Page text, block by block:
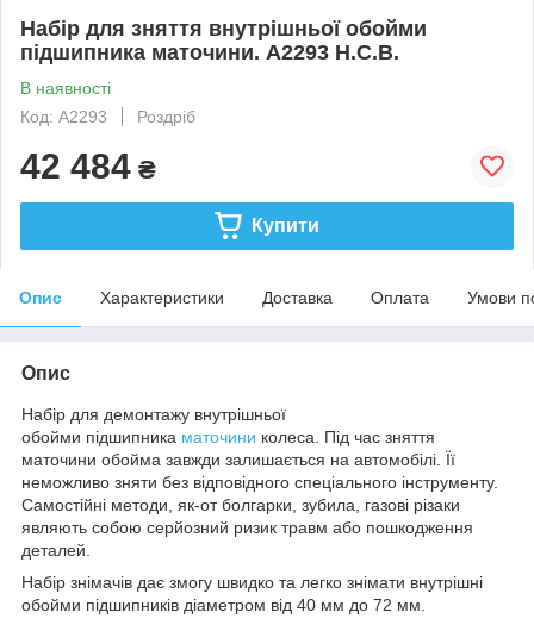
Набір для зняття внутрішньої обойми
підшипника маточини. A2293 H.C.B.
В наявності
Код: A2293
Роздріб
42 484 ₴
Купити
Опис Характеристики Доставка Оплата Умови
Опис
Набір для демонтажу внутрішньої
обойми підшипника маточини колеса. Під час зняття
маточини обойма завжди залишається на автомобілі. Її
неможливо зняти без відповідного спеціального інструменту.
Самостійні методи, як-от болгарки, зубила, газові різаки
являють собою серйозний ризик травм або пошкодження
деталей.
Набір знімачів дає змогу швидко та легко знімати внутрішні
обойми підшипників діаметром від 40 мм до 72 мм.